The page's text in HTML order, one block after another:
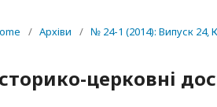
/ Архіви / № 24-1 (2014): Випуск 24,
церковні